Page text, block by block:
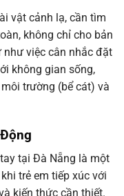
vật cảnh lạ, cần tìm
không chỉ cho bản
việc cân nhắc đặt
không gian sống,
trường (bể cát) và
tại Đà Nẵng là một
trẻ em tiếp xúc với
kiến thức cần thiết.